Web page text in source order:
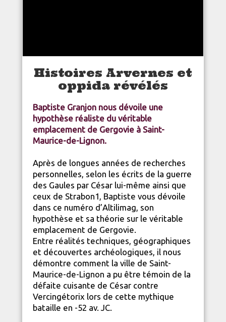
Histoires Arvernes et
oppida révélés
Baptiste Granjon nous dévoile une
hypothèse réaliste du véritable
emplacement de Gergovie à Saint-
Maurice-de-Lignon.
Après de longues années de recherches
personnelles, selon les écrits de la guerre
des Gaules par César lui-même ainsi que
ceux de Strabon1, Baptiste vous dévoile
dans ce numéro d’Altilimag, son
hypothèse et sa théorie sur le véritable
emplacement de Gergovie.
Entre réalités techniques, géographiques
et découvertes archéologiques, il nous
démontre comment la ville de Saint-
Maurice-de-Lignon a pu être témoin de la
défaite cuisante de César contre
Vercingétorix lors de cette mythique
bataille en -52 av. JC.